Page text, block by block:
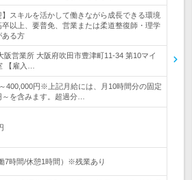
】スキルを活かして働きながら成長できる環境
以上、要普免、営業または柔道整復師・理学
ある方
阪営業所 大阪府吹田市豊津町11-34 第10マイ
【雇入…
400,000円※上記月給には、月10時間分の固定
を含みます。超過分…
7時間/休憩1時間）※残業あり